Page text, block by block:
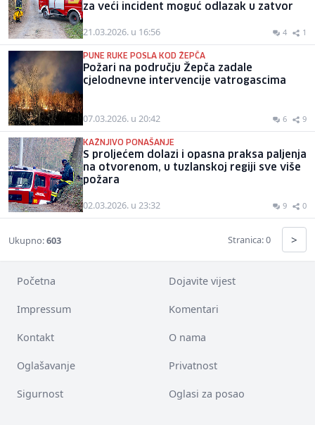
za veći incident moguć odlazak u zatvor
21.03.2026. u 16:56 4 1
PUNE RUKE POSLA KOD ŽEPČA
Požari na području Žepča zadale
cjelodnevne intervencije vatrogascima
07.03.2026. u 20:42 6 9
KAŽNJIVO PONAŠANJE
S proljećem dolazi i opasna praksa paljenja
na otvorenom, u tuzlanskoj regiji sve više
požara
02.03.2026. u 23:32 9 0
Ukupno:603 Stranica: 0 >
Početna Dojavite vijest
Impressum Komentari
Kontakt O nama
Oglašavanje Privatnost
Sigurnost Oglasi za posao